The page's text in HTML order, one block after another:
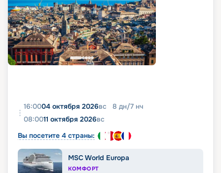
16:0004 октября 2026вс 8 дн/7 нч
08:0011 октября 2026вс
Вы посетите 4 страны:
MSC World Europa
КОМФОРТ